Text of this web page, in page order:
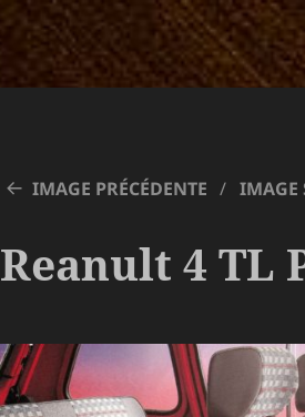
IMAGE PRÉCÉDENTE IMAGE
Reanult 4 TL